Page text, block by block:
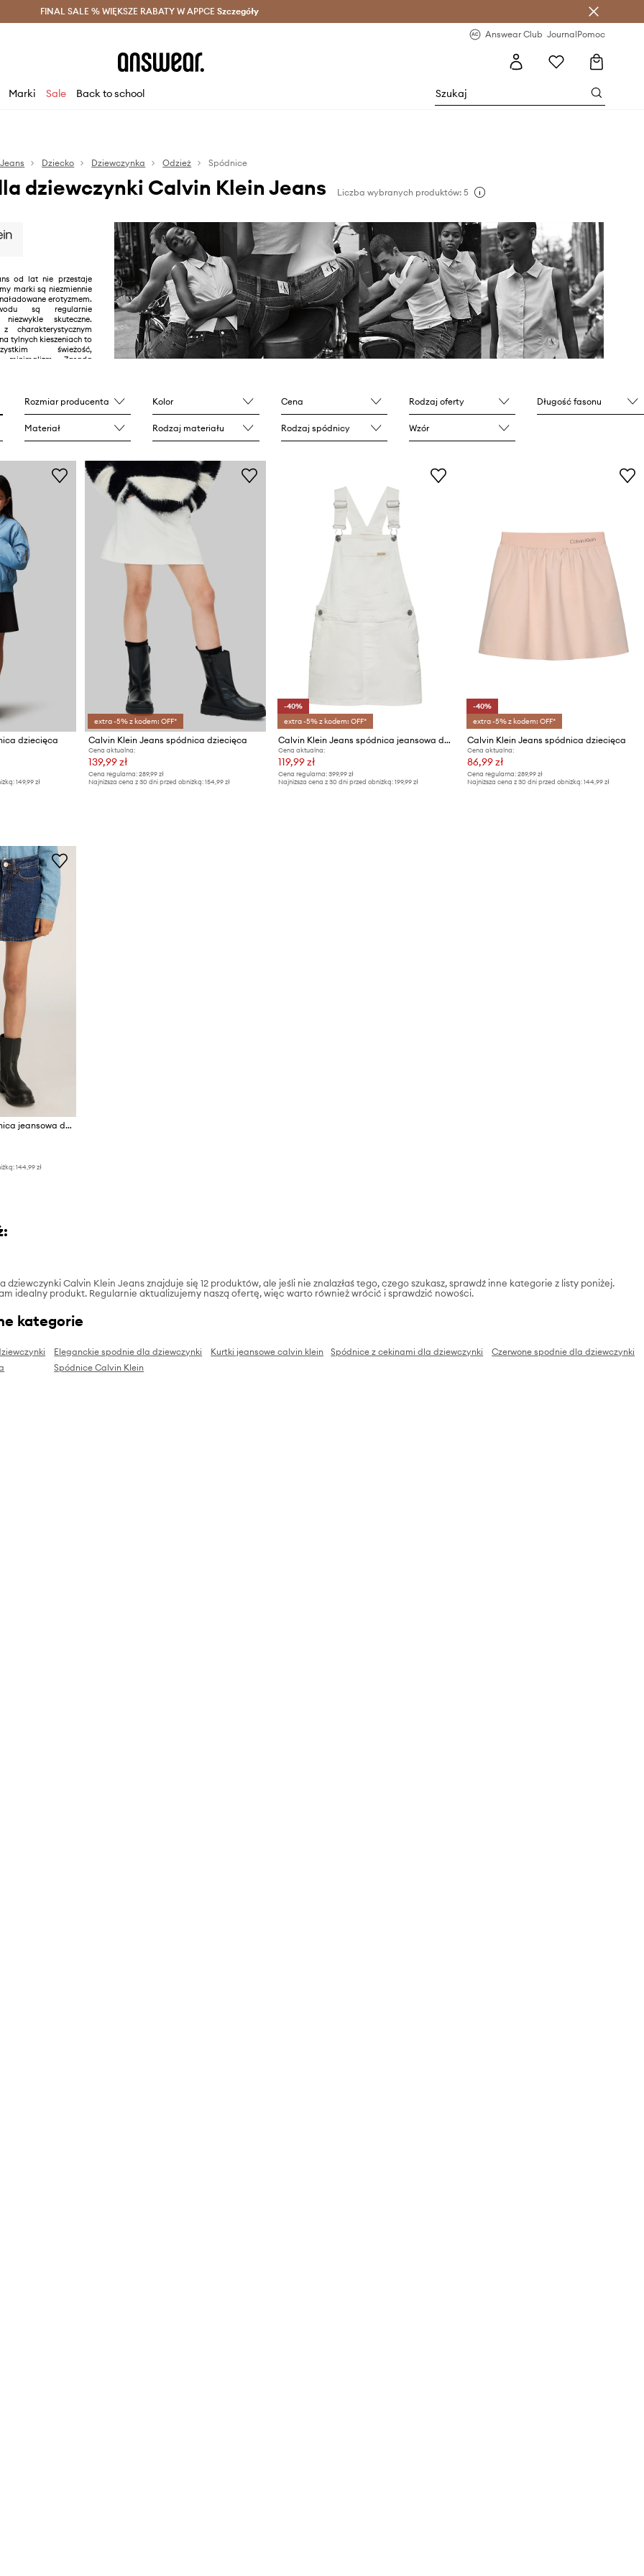
Oszczędzaj z Answear Club > Dostawa nawet w 24h >
FINAL SALE % WIĘKSZE RABATY W APPCE Szczegóły
Answear Club JournalPomoc
Marki Sale Back to school
Dziecko Dziewczynka Odzież Spódnice
dziewczynki Calvin Klein Jeans Liczba wybranych produktów: 5
od lat nie przestaje
marki są niezmiennie
erotyzmem.
są regularnie
skuteczne.
charakterystycznym
tylnych kieszeniach to
świeżość,
minimalizm. Zasada
Rozmiar producenta Kolor Cena Rodzaj oferty Długość fasonu
Materiał Rodzaj materiału Rodzaj spódnicy Wzór
dziecięca
149,99 zł
extra -5% z kodem: OFF*
Calvin Klein Jeans spódnica dziecięca
Cena aktualna:
139,99 zł
Cena regularna: 289,99 zł
Najniższa cena z 30 dni przed obniżką: 154,99 zł
-40%
extra -5% z kodem: OFF*
Calvin Klein Jeans spódnica jeansowa dziecięca
Cena aktualna:
119,99 zł
Cena regularna: 399,99 zł
Najniższa cena z 30 dni przed obniżką: 199,99 zł
-40%
extra -5% z kodem: OFF*
Calvin Klein Jeans spódnica dziecięca
Cena aktualna:
86,99 zł
Cena regularna: 289,99 zł
Najniższa cena z 30 dni przed obniżką: 144,99 zł
Calvin Klein Jeans spódnica jeansowa dziecięca
144,99 zł
dziewczynki Calvin Klein Jeans znajduje się 12 produktów, ale jeśli nie znalazłaś tego, czego szukasz, sprawdź inne kategorie z listy poniżej.
idealny produkt. Regularnie aktualizujemy naszą ofertę, więc warto również wrócić i sprawdzić nowości.
kategorie
Eleganckie spodnie dla dziewczynki Kurtki jeansowe calvin klein Spódnice z cekinami dla dziewczynki
Czerwone spodnie dla dziewczynki
Spódnice Calvin Klein